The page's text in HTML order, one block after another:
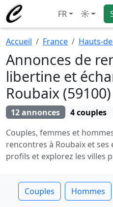
FR Mode
Accueil France Hauts-
Annonces de
libertine et
Roubaix (59100)
12 annonces 4 couples
Couples, femmes et
rencontres à Roubaix et ses
profils et explorez les villes
Couples Hommes